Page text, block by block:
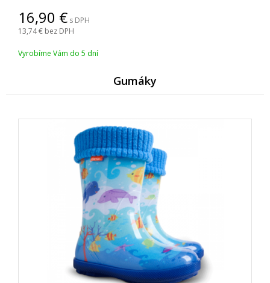
16,90
s DPH
13,74 bez DPH
Vyrobíme Vám do 5 dní
Gumáky